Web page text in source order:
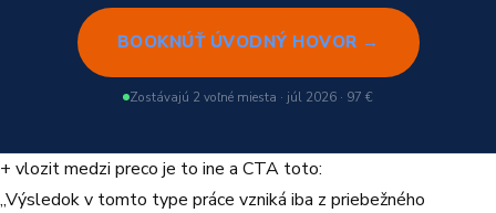
BOOKNÚŤ ÚVODNÝ HOVOR →
Zostávajú 2 voľné miesta · júl 2026 · 97 €
+ vlozit medzi preco je to ine a CTA toto:
„Výsledok v tomto type práce vzniká iba z priebežného